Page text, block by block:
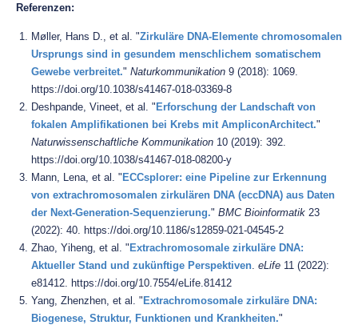
Referenzen:
Møller, Hans D., et al. "Zirkuläre DNA-Elemente chromosomalen
Ursprungs sind in gesundem menschlichem somatischem
Gewebe verbreitet." Naturkommunikation 9 (2018): 1069.
https://doi.org/10.1038/s41467-018-03369-8
Deshpande, Vineet, et al. " Erforschung der Landschaft von
fokalen Amplifikationen bei Krebs mit AmpliconArchitect."
Naturwissenschaftliche Kommunikation 10 (2019): 392.
https://doi.org/10.1038/s41467-018-08200-y
Mann, Lena, et al. " ECCsplorer: eine Pipeline zur Erkennung
von extrachromosomalen zirkulären DNA (eccDNA) aus Daten
der Next-Generation-Sequenzierung." BMC Bioinformatik 23
(2022): 40. https://doi.org/10.1186/s12859-021-04545-2
Zhao, Yiheng, et al. " Extrachromosomale zirkuläre DNA:
Aktueller Stand und zukünftige Perspektiven. eLife 11 (2022):
e81412. https://doi.org/10.7554/eLife.81412
Yang, Zhenzhen, et al. " Extrachromosomale zirkuläre DNA:
Biogenese, Struktur, Funktionen und Krankheiten."